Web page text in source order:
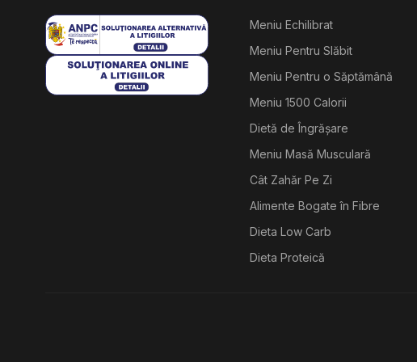
Meniu Echilibrat
Meniu Pentru Slăbit
Meniu Pentru o Săptămână
Meniu 1500 Calorii
Dietă de Îngrășare
Meniu Masă Musculară
Cât Zahăr Pe Zi
Alimente Bogate în Fibre
Dieta Low Carb
Dieta Proteică